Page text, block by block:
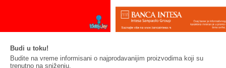
Budi u toku!
Budite na vreme informisani o najprodavanijim proizvodima koji su
trenutno na sniženju.